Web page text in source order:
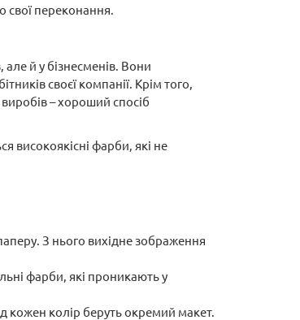
свої переконання.
але й у бізнесменів. Вони
своєї компанії. Крім того,
– хороший спосіб
високоякісні фарби, які не
З нього вихідне зображення
фарби, які проникають у
кожен колір беруть окремий макет.